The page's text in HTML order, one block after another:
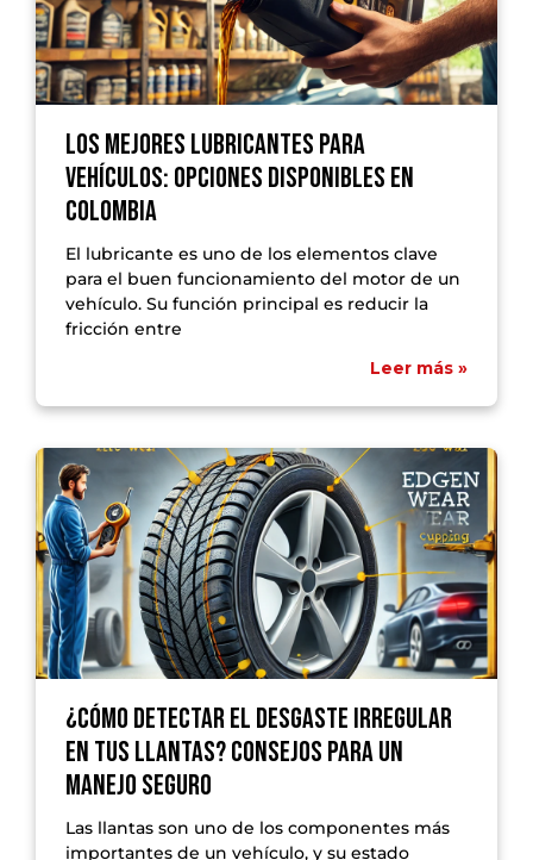
Los Mejores Lubricantes para
Vehículos: Opciones Disponibles en
Colombia
El lubricante es uno de los elementos clave
para el buen funcionamiento del motor de un
vehículo. Su función principal es reducir la
fricción entre
Leer más »
¿Cómo detectar el desgaste irregular
en tus llantas? Consejos para un
manejo seguro
Las llantas son uno de los componentes más
importantes de un vehículo, y su estado